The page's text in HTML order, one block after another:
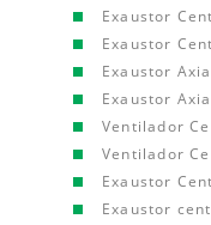
Exaustor
Exaustor
Exaustor
Exaustor
Ventilador
Ventilador
Exaustor
Exaustor